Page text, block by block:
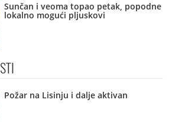
Sunčan i veoma topao petak, popodne
lokalno mogući pljuskovi
Požar na Lisinju i dalje aktivan